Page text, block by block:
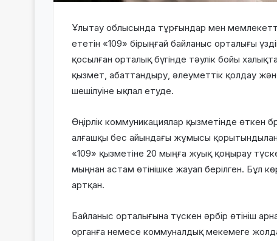
Ұлытау облысында тұрғындар мен
ететін «109» бірыңғай байланыс орталығы
қосылған орталық бүгінде тәулік бойы
қызмет, абаттандыру, әлеуметтік қолдау
шешілуіне ықпал етуде.
Өңірлік коммуникациялар қызметінде
алғашқы бес айындағы жұмысы
«109» қызметіне 20 мыңға жуық қоңырау
мыңнан астам өтінішке жауап берілген. Бұл
артқан.
Байланыс орталығына түскен әрбір өтініш
органға немесе коммуналдық мекемеге